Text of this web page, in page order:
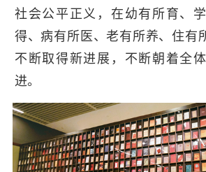
社会公平正义，在幼有所育、
得、病有所医、老有所养、住有
不断取得新进展，不断朝着全
进。